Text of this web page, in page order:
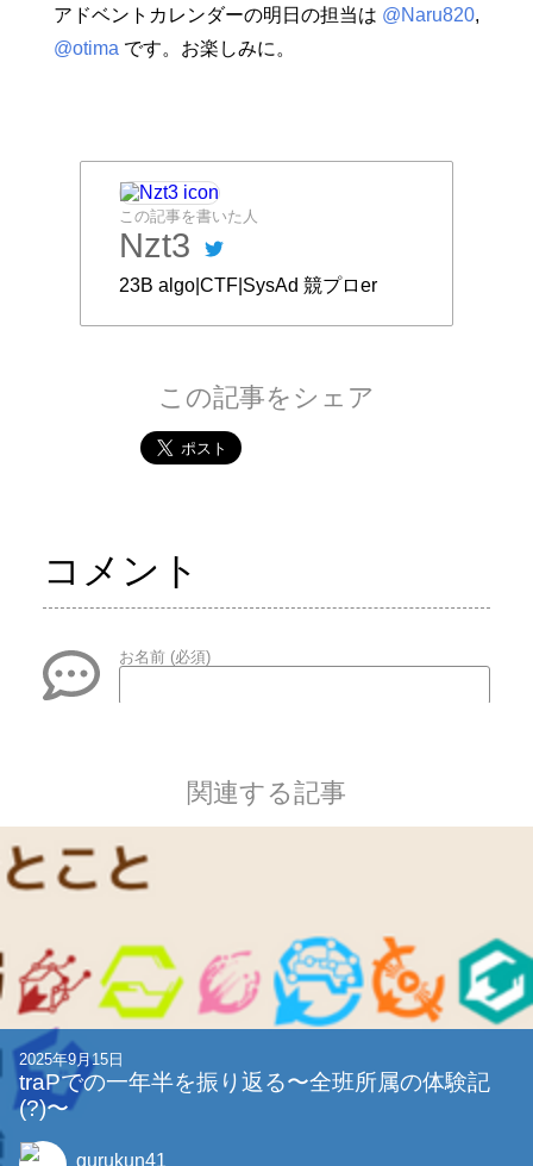
アドベントカレンダーの明日の担当は @Naru820,
@otima です。お楽しみに。
この記事を書いた人
Nzt3
23B algo|CTF|SysAd 競プロer
この記事をシェア